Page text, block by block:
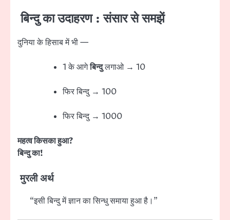
बिन्दु का उदाहरण : संसार से समझें
दुनिया के हिसाब में भी —
1 के आगेबिन्दुलगाओ → 10
फिर बिन्दु → 100
फिर बिन्दु → 1000
महत्व किसका हुआ?
बिन्दु का!
मुरली अर्थ
“इसी बिन्दु में ज्ञान का सिन्धु समाया हुआ है।”